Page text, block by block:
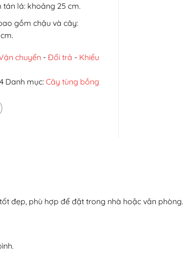
lá: khoảng 25 cm.
gồm chậu và cây:
chuyển - Đổi trả - Khiếu
Danh mục: Cây tùng bồng
đẹp, phù hợp để đặt trong nhà hoặc văn phòng.